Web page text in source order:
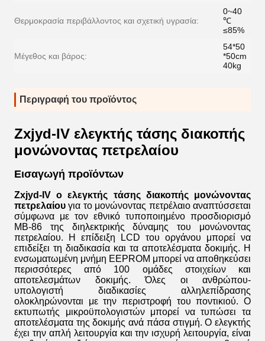
Θερμοκρασία περιβάλλοντος και σχετική υγρασία:
0~40
℃
≤85%
Μέγεθος και βάρος:
54*50
*50cm
40kg
Περιγραφή του προϊόντος
Zxjyd-IV ελεγκτής τάσης διακοπής
μονώνοντας πετρελαίου
Εισαγωγή προϊόντων
Zxjyd-IV ο ελεγκτής τάσης διακοπής μονώνοντας
πετρελαίου για το μονώνοντας πετρέλαιο αναπτύσσεται
σύμφωνα με τον εθνικό τυποποιημένο προσδιορισμό
ΜΒ-86 της διηλεκτρικής δύναμης του μονώνοντας
πετρελαίου. Η επίδειξη LCD του οργάνου μπορεί να
επιδείξει τη διαδικασία και τα αποτελέσματα δοκιμής. Η
ενσωματωμένη μνήμη EEPROM μπορεί να αποθηκεύσει
περισσότερες από 100 ομάδες στοιχείων και
αποτελεσμάτων δοκιμής. Όλες οι ανθρώπου-
υπολογιστή διαδικασίες αλληλεπίδρασης
ολοκληρώνονται με την περιστροφή του ποντικιού. Ο
εκτυπωτής μικροϋπολογιστών μπορεί να τυπώσει τα
αποτελέσματα της δοκιμής ανά πάσα στιγμή. Ο ελεγκτής
έχει την απλή λειτουργία και την ισχυρή λειτουργία, είναι